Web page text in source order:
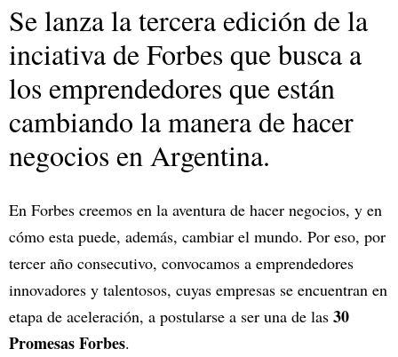
Se lanza la tercera edición de la
inciativa de Forbes que busca a
los emprendedores que están
cambiando la manera de hacer
negocios en Argentina.
En Forbes creemos en la aventura de hacer negocios, y en
cómo esta puede, además, cambiar el mundo. Por eso, por
tercer año consecutivo, convocamos a emprendedores
innovadores y talentosos, cuyas empresas se encuentran en
etapa de aceleración, a postularse a ser una de las 30
Promesas Forbes.